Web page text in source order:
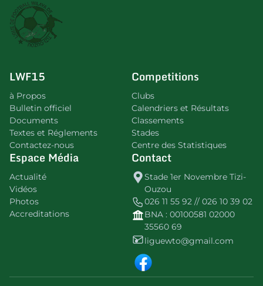
LWF15
à Propos
Bulletin officiel
Documents
Textes et Réglements
Contactez-nous
Competitions
Clubs
Calendriers et Résultats
Classements
Stades
Centre des Statistiques
Espace Média
Actualité
Vidéos
Photos
Accreditations
Contact
Stade 1er Novembre Tizi-
Ouzou
026 11 55 92 // 026 10 39 02
BNA : 00100581 02000
35560 69
liguewto@gmail.com